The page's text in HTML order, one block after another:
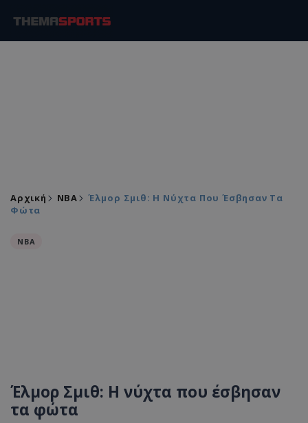
Αρχική NBA
Έλμορ Σμιθ: Η Νύχτα Που Έσβησαν Τα
Φώτα
NBA
Έλμορ Σμιθ: Η νύχτα που έσβησαν
τα φώτα